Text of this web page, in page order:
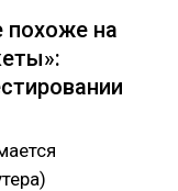
похоже на